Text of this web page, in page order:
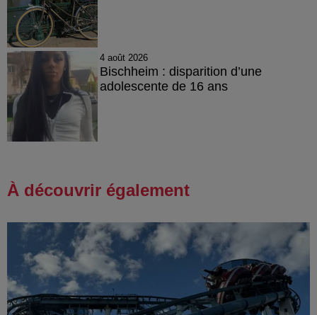
4 août 2026
Bischheim : disparition d’une
adolescente de 16 ans
À découvrir également